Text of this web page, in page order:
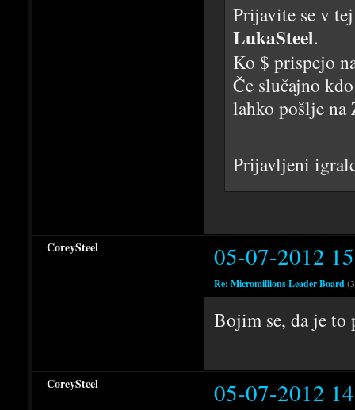
Prijavite se v
LukaSteel.
Ko $ prispejo
Če slučajno
lahko pošlje na
Prijavljeni
CoreySteel 05-07-2012
Re: Micromillions Leader Board
Bojim se, da je to
CoreySteel 05-07-2012